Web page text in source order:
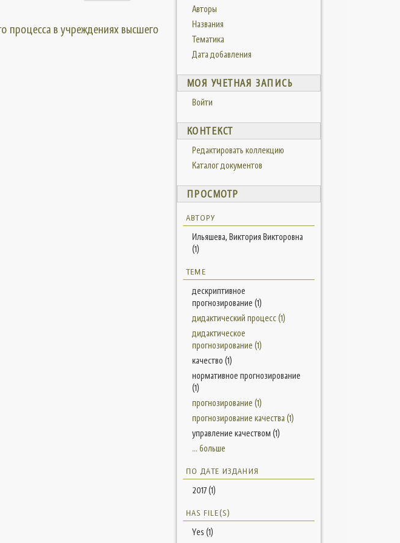
процесса в учреждениях высшего
Авторы
Названия
Тематика
Дата добавления
МОЯ УЧЕТНАЯ ЗАПИСЬ
Войти
КОНТЕКСТ
Редактировать коллекцию
Каталог документов
ПРОСМОТР
АВТОРУ
Ильяшева, Виктория Викторовна
(1)
ТЕМЕ
дескриптивное
прогнозирование (1)
дидактический процесс (1)
дидактическое
прогнозирование (1)
качество (1)
нормативное прогнозирование
(1)
прогнозирование (1)
прогнозирование качества (1)
управление качеством (1)
... больше
ПО ДАТЕ ИЗДАНИЯ
2017 (1)
HAS FILE(S)
Yes (1)